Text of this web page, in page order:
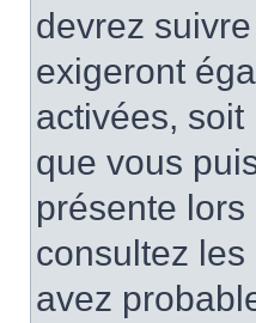
devrez
exigeront
activées,
que vous
présente
consultez
avez